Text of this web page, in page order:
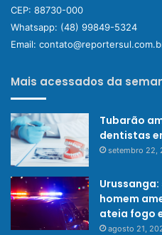
CEP: 88730-000
Whatsapp: (48) 99849-5324
Email:
Mais acessados da
Tubarão
dentistas
setembro 22,
homem
ateia fogo
agosto 21,